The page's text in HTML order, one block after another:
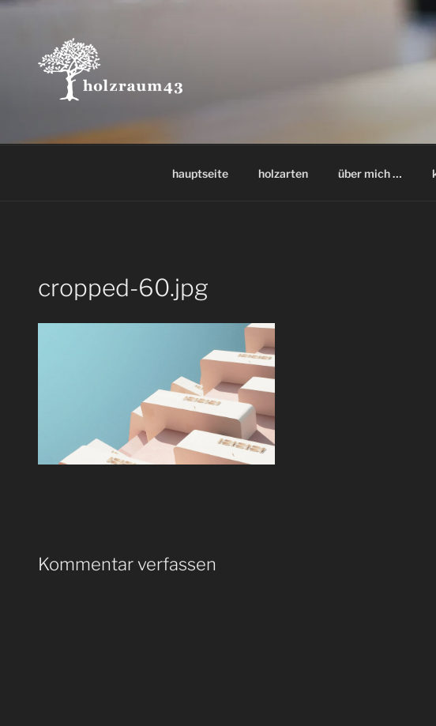
Zum
hauptseite holzarten über mich …
cropped-60.jpg
Kommentar verfassen